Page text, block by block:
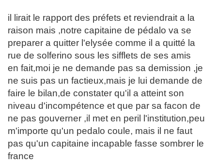
il lirait le rapport des préfets et reviendrait a la
raison mais ,notre capitaine de pédalo va se
preparer a quitter l'elysée comme il a quitté la
rue de solferino sous les sifflets de ses amis
en fait,moi je ne demande pas sa demission ,je
ne suis pas un factieux,mais je lui demande de
faire le bilan,de constater qu'il a atteint son
niveau d'incompétence et que par sa facon de
ne pas gouverner ,il met en peril l'institution,peu
m'importe qu'un pedalo coule, mais il ne faut
pas qu'un capitaine incapable fasse sombrer le
france